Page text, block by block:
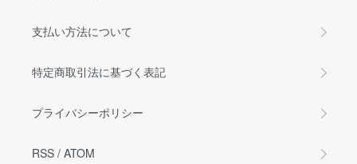
支払い方法について
特定商取引法に基づく表記
プライバシーポリシー
RSS / ATOM